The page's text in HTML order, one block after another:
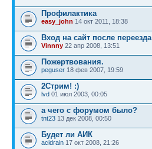
Профилактика
easy_john 14 окт 2011, 18:38
Вход на сайт после переезда
Vinnny 22 апр 2008, 13:51
Пожертвования.
peguser 18 фев 2007, 19:59
2Стрим! :)
lvd 01 июл 2003, 00:05
а чего с форумом было?
tnt23 13 дек 2008, 00:50
Будет ли АИК
acidrain 17 окт 2008, 21:26